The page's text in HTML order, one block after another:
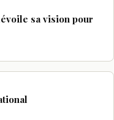
sa vision pour